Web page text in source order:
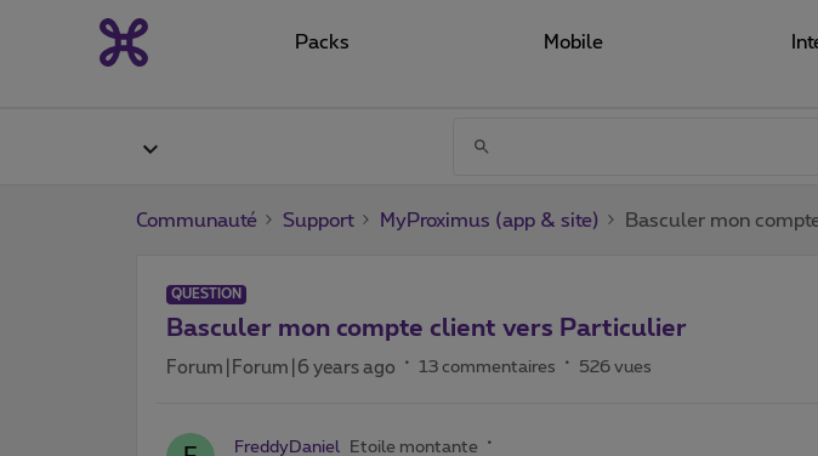
Packs Mobile
Communauté Support MyProximus (app & site) Basculer mon
QUESTION
Basculer mon compte client vers Particulier
Forum|Forum|6 years ago 13 commentaires 526 vues
FreddyDaniel Etoile montante